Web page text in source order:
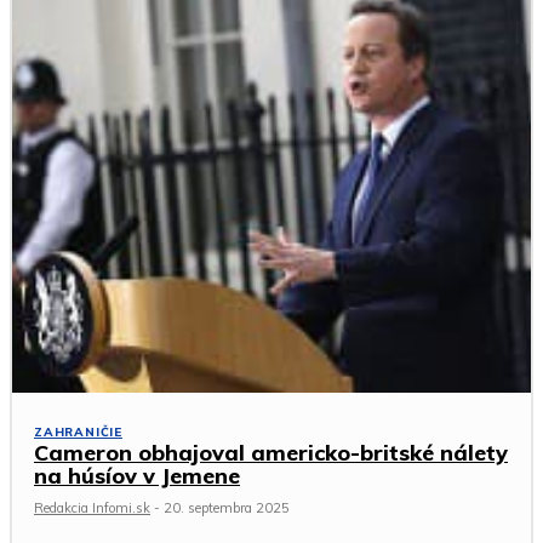
ZAHRANIČIE
Cameron obhajoval americko-britské nálety
na húsíov v Jemene
Redakcia Infomi.sk - 20. septembra 2025